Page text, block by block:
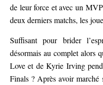
de leur force et avec un
deux derniers matchs, les
Suffisant pour brider
désormais au complet alors
Love et de Kyrie Irving
Finals ? Après avoir marché